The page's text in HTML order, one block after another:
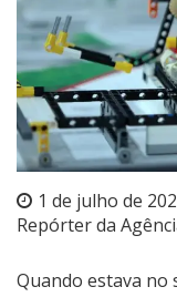
1 de julho de
Repórter da
Quando estava no